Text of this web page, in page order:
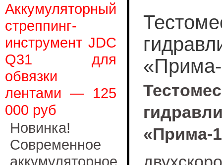
Аккумуляторный
стреппинг-
инструмент JDC
Q31 для
обвязки
лентами — 125
000 руб
Новинка!
Современное
аккумуляторное
«Прима-